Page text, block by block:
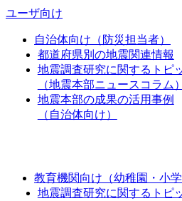
ユーザ向け
自治体向け（防災担当者）
都道府県別の地震関連情報
地震調査研究に関するトピ
（地震本部ニュースコラム）
地震本部の成果の活用事例
（自治体向け）
教育機関向け（幼稚園・小
地震調査研究に関するトピ